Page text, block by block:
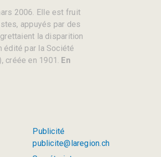
2006. Elle est fruit
appuyés par des
la disparition
édité par la Société
créée en 1901. En
Publicité
publicite@laregion.ch